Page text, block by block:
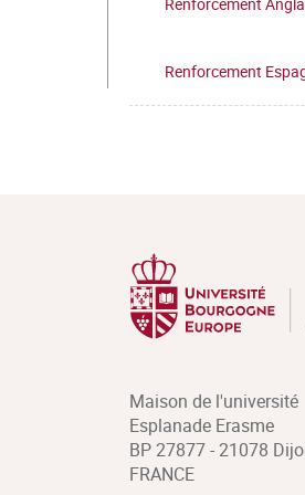
Renforcement
Maison de l'université
Esplanade Erasme
BP 27877 - 21078
FRANCE